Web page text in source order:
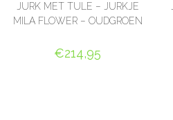
JURK MET TULE – JURKJE
MILA FLOWER – OUDGROEN
€214,95